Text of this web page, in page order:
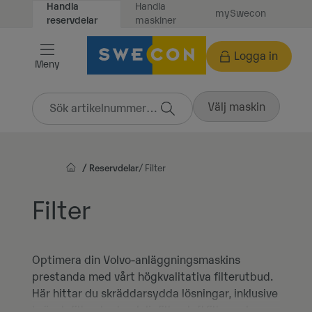
Vidare
innehåll
Handla
reservdelar
Handla
maskiner
mySwecon
Meny
Logga in
Välj maskin
Reservdelar Filter
Filter
Optimera din Volvo-anläggningsmaskins
prestanda med vårt högkvalitativa filterutbud.
Här hittar du skräddarsydda lösningar, inklusive